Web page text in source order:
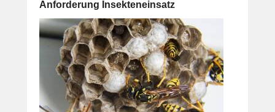
Anforderung Insekteneinsatz